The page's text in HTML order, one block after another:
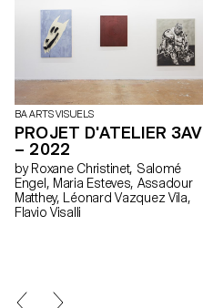
BA ARTS VISUELS
PROJET D'ATELIER 3AV
– 2022
by Roxane Christinet, Salomé
Engel, Maria Esteves, Assadour
Matthey, Léonard Vazquez Vila,
Flavio Visalli